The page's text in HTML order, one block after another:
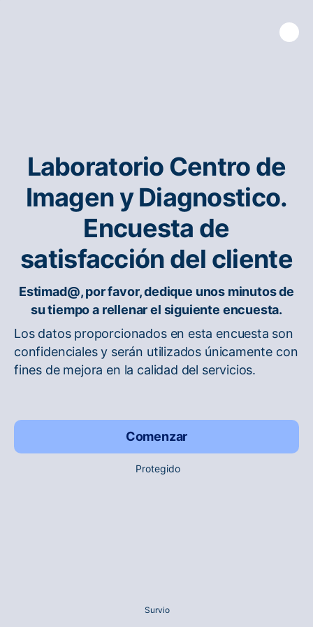
Laboratorio Centro de
Imagen y Diagnostico.
Encuesta de
satisfacción del cliente
Estimad@, por favor, dedique unos minutos de
su tiempo a rellenar el siguiente encuesta.
Los datos proporcionados en esta encuesta son
confidenciales y serán utilizados únicamente con
fines de mejora en la calidad del servicios.
Comenzar
Protegido
Survio